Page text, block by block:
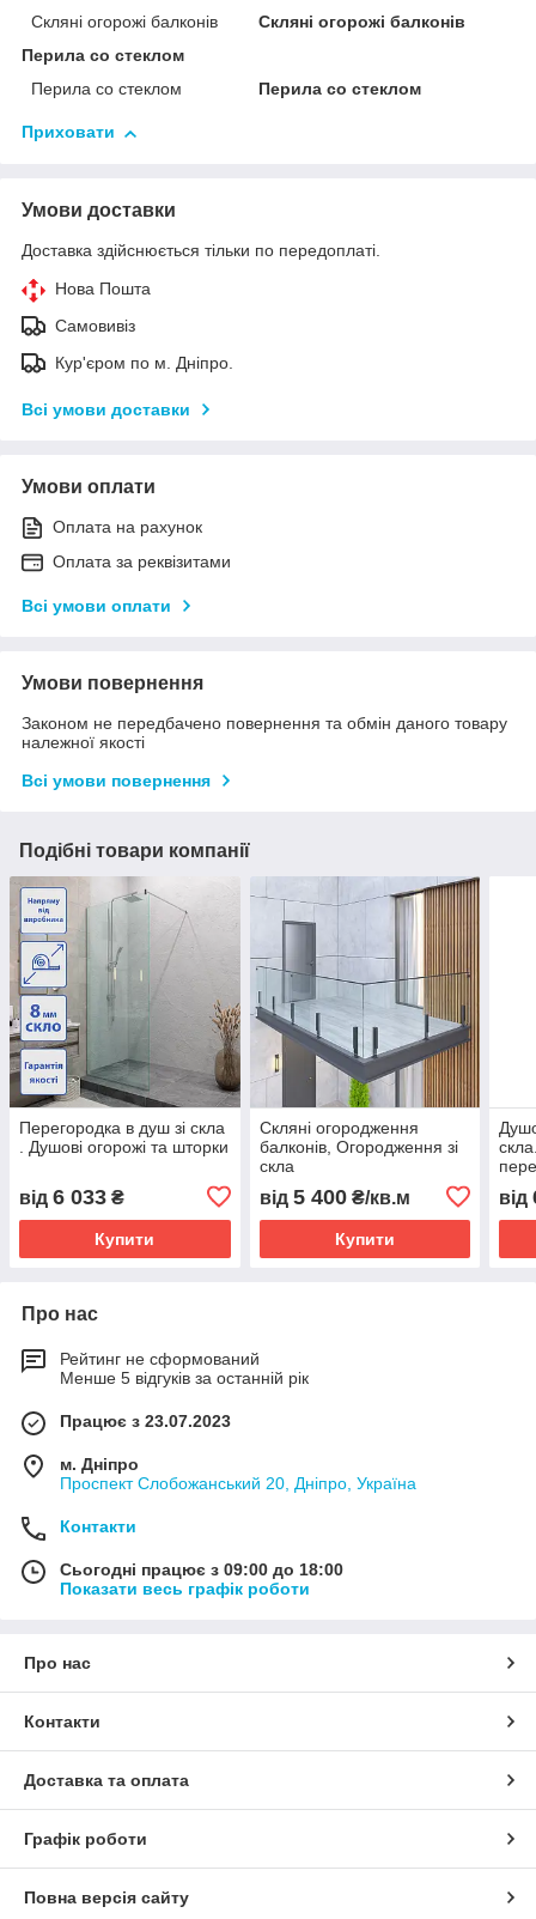
Скляні огорожі балконів
Скляні огорожі балконів
Перила со стеклом
Перила со стеклом
Перила со стеклом
Приховати
Умови доставки
Доставка здійснюється тільки по передоплаті.
Нова Пошта
Самовивіз
Кур'єром по м. Дніпро.
Всі умови доставки
Умови оплати
Оплата на рахунок
Оплата за реквізитами
Всі умови оплати
Умови повернення
Законом не передбачено повернення та обмін даного товару
належної якості
Всі умови повернення
Подібні товари компанії
Перегородка в душ зі скла
. Душові огорожі та шторки
від 6 033 ₴
Купити
Скляні огородження
балконів, Огородження зі
скла
від 5 400₴/кв.м
Купити
від
Про нас
Рейтинг не сформований
Менше 5 відгуків за останній рік
Працює з 23.07.2023
м. Дніпро
Проспект Слобожанський 20, Дніпро, Україна
Контакти
Сьогодні працює з 09:00 до 18:00
Показати весь графік роботи
Про нас
Контакти
Доставка та оплата
Графік роботи
Повна версія сайту